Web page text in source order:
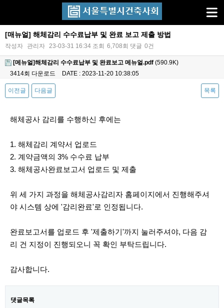
[매뉴얼] 해체감리 수수료납부 및 완료 보고 제출 방법
작성자 관리자 23-03-31 16:34 조회 6,708회 댓글 0건
[메뉴얼]해체감리 수수료납부 및 완료보고 메뉴얼.pdf (590.9K)
3414회 다운로드
DATE : 2023-11-20 10:38:05
이전글 다음글 목록
해체공사 감리를 수행하신 후에는
1. 해체감리 계약서 업로드
2. 계약금액의 3% 수수료 납부
3. 해체공사완료보고서 업로드 및 제출
위 세 가지 과정을 해체공사감리자 홈페이지에서 진행해주셔
야 시스템 상에 '감리완료'로 인정됩니다.
완료보고서를 업로드 후 '제출하기'까지 눌러주셔야, 다음 감
리 건 지정이 진행되오니 꼭 확인 부탁드립니다.
감사합니다.
댓글목록